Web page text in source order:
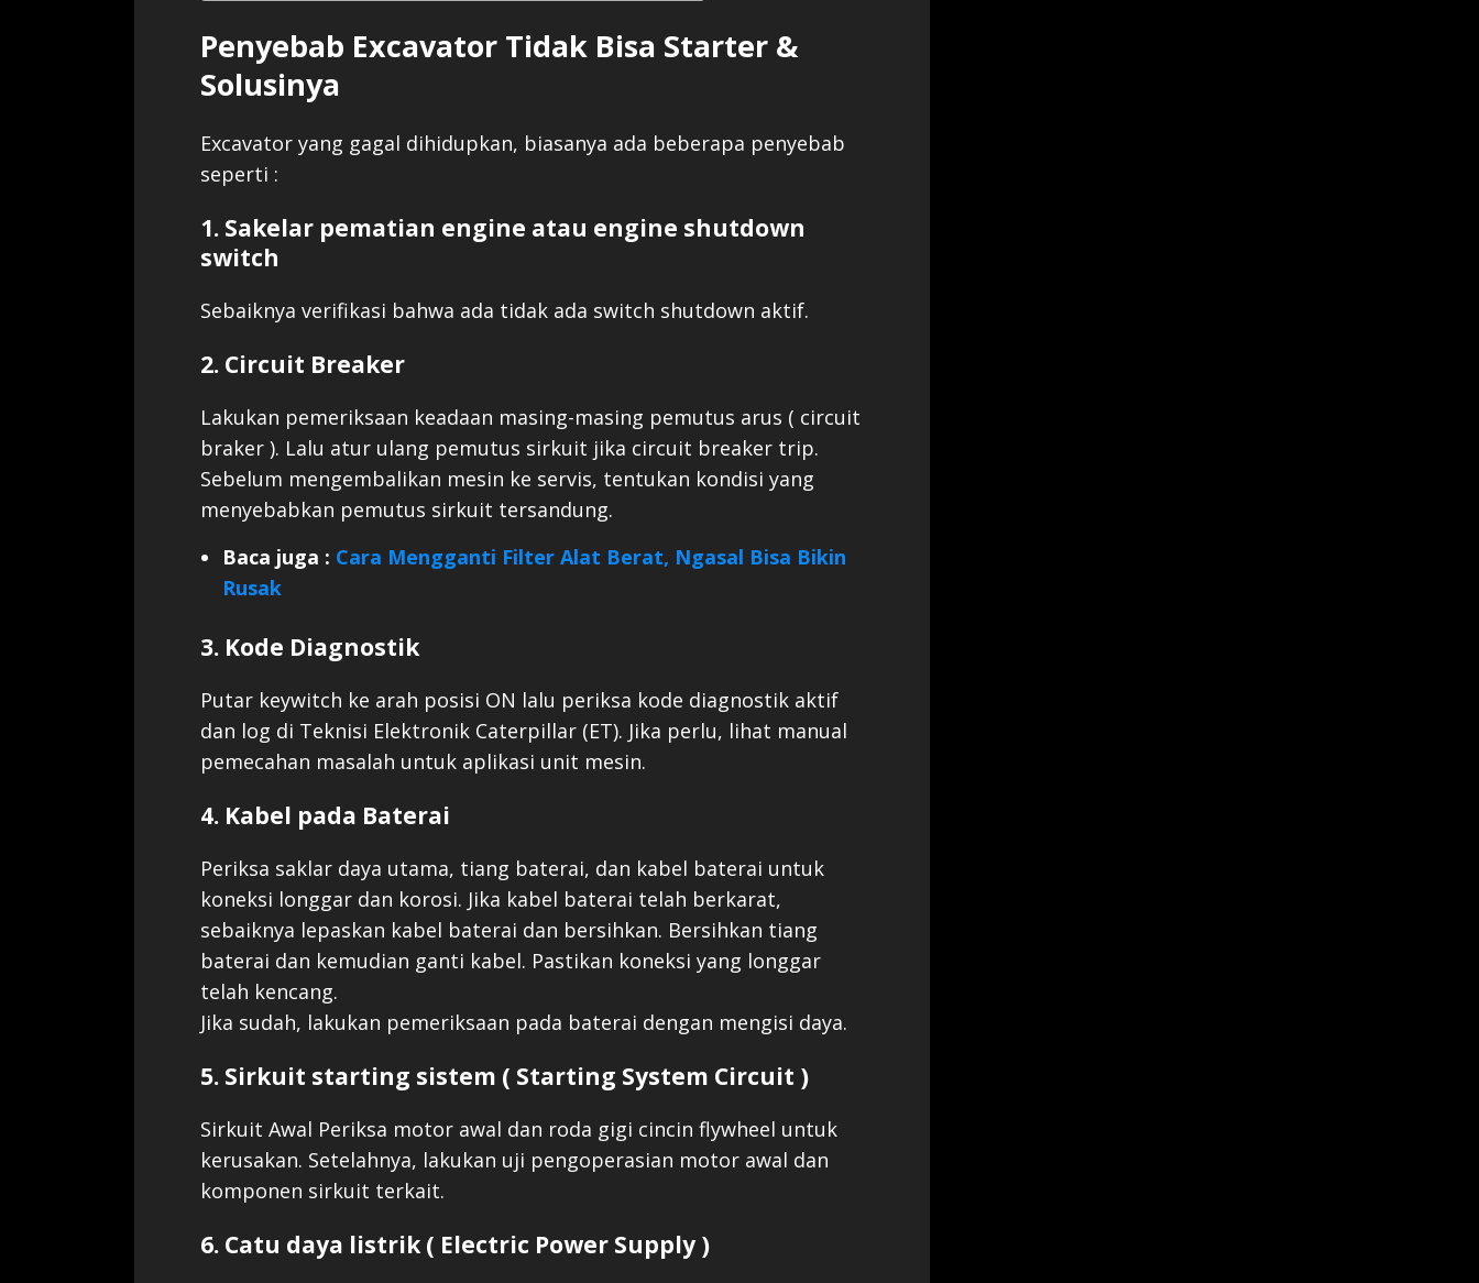
Penyebab Excavator Tidak Bisa Starter &
Solusinya
Excavator yang gagal dihidupkan, biasanya ada beberapa penyebab
seperti :
1. Sakelar pematian engine atau engine shutdown
switch
Sebaiknya verifikasi bahwa ada tidak ada switch shutdown aktif.
2. Circuit Breaker
Lakukan pemeriksaan keadaan masing-masing pemutus arus ( circuit
braker ). Lalu atur ulang pemutus sirkuit jika circuit breaker trip.
Sebelum mengembalikan mesin ke servis, tentukan kondisi yang
menyebabkan pemutus sirkuit tersandung.
Baca juga : Cara Mengganti Filter Alat Berat, Ngasal Bisa Bikin
Rusak
3. Kode Diagnostik
Putar keywitch ke arah posisi ON lalu periksa kode diagnostik aktif
dan log di Teknisi Elektronik Caterpillar (ET). Jika perlu, lihat manual
pemecahan masalah untuk aplikasi unit mesin.
4. Kabel pada Baterai
Periksa saklar daya utama, tiang baterai, dan kabel baterai untuk
koneksi longgar dan korosi. Jika kabel baterai telah berkarat,
sebaiknya lepaskan kabel baterai dan bersihkan. Bersihkan tiang
baterai dan kemudian ganti kabel. Pastikan koneksi yang longgar
telah kencang.
Jika sudah, lakukan pemeriksaan pada baterai dengan mengisi daya.
5. Sirkuit starting sistem ( Starting System Circuit )
Sirkuit Awal Periksa motor awal dan roda gigi cincin flywheel untuk
kerusakan. Setelahnya, lakukan uji pengoperasian motor awal dan
komponen sirkuit terkait.
6. Catu daya listrik ( Electric Power Supply )